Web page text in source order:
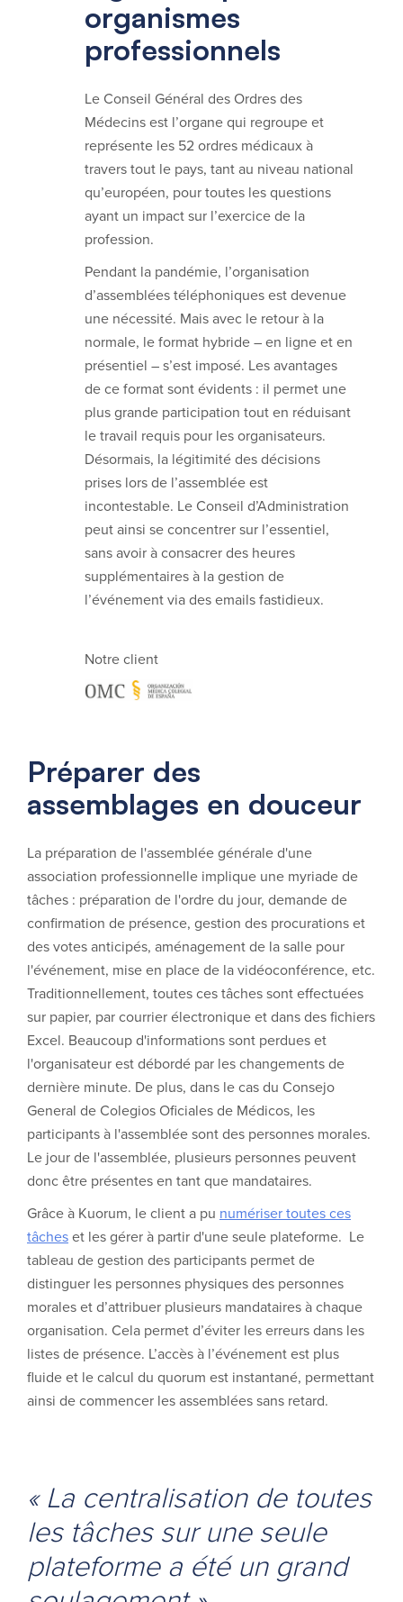
organismes
professionnels
Le Conseil Général des Ordres des
Médecins est l’organe qui regroupe et
représente les 52 ordres médicaux à
travers tout le pays, tant au niveau national
qu’européen, pour toutes les questions
ayant un impact sur l’exercice de la
profession.
Pendant la pandémie, l’organisation
d’assemblées téléphoniques est devenue
une nécessité. Mais avec le retour à la
normale, le format hybride – en ligne et en
présentiel – s’est imposé. Les avantages
de ce format sont évidents : il permet une
plus grande participation tout en réduisant
le travail requis pour les organisateurs.
Désormais, la légitimité des décisions
prises lors de l’assemblée est
incontestable. Le Conseil d’Administration
peut ainsi se concentrer sur l’essentiel,
sans avoir à consacrer des heures
supplémentaires à la gestion de
l’événement via des emails fastidieux.
Notre client
Préparer des
assemblages en douceur
La préparation de l'assemblée générale d'une
association professionnelle implique une myriade de
tâches : préparation de l'ordre du jour, demande de
confirmation de présence, gestion des procurations et
des votes anticipés, aménagement de la salle pour
l'événement, mise en place de la vidéoconférence, etc.
Traditionnellement, toutes ces tâches sont effectuées
sur papier, par courrier électronique et dans des fichiers
Excel. Beaucoup d'informations sont perdues et
l'organisateur est débordé par les changements de
dernière minute. De plus, dans le cas du Consejo
General de Colegios Oficiales de Médicos, les
participants à l'assemblée sont des personnes morales.
Le jour de l'assemblée, plusieurs personnes peuvent
donc être présentes en tant que mandataires.
Grâce à Kuorum, le client a pu numériser toutes ces
tâcheset les gérer à partir d'une seule plateforme. Le
tableau de gestion des participants permet de
distinguer les personnes physiques des personnes
morales et d’attribuer plusieurs mandataires à chaque
organisation. Cela permet d’éviter les erreurs dans les
listes de présence. L’accès à l’événement est plus
fluide et le calcul du quorum est instantané, permettant
ainsi de commencer les assemblées sans retard.
« La centralisation de toutes
les tâches sur une seule
plateforme a été un grand